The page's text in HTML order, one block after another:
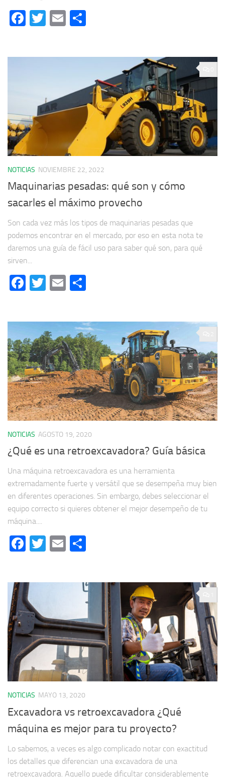
Facebook
Twitter
Email
NOTICIAS NOVIEMBRE 22, 2022
Maquinarias pesadas: qué son y cómo
sacarles el máximo provecho
Son cada vez más los tipos de maquinarias pesadas que
podemos encontrar en el mercado, por eso en esta nota te
daremos una guía de fácil uso para saber qué son, para qué
sirven...
Facebook
Twitter
Email
NOTICIAS AGOSTO 19, 2020
¿Qué es una retroexcavadora? Guía básica
Una máquina retroexcavadora es una herramienta
extremadamente fuerte y versátil que se desempeña muy bien
en diferentes operaciones. Sin embargo, debes seleccionar el
equipo correcto si quieres obtener el mejor desempeño de tu
máquina....
Facebook
Twitter
Email
NOTICIAS MAYO 13, 2020
Excavadora vs retroexcavadora ¿Qué
máquina es mejor para tu proyecto?
Lo sabemos, a veces es algo complicado notar con exactitud
los detalles que diferencian una excavadora de una
retroexcavadora. Aquello puede dificultar considerablemente